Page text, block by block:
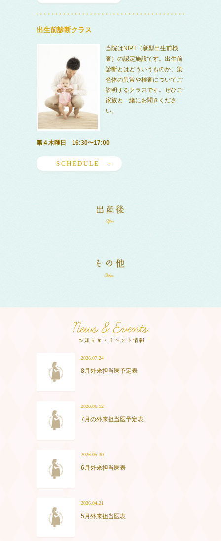
出生前診断クラス
当院はNIPT（新型出生前検
査）の認定施設です。出生前
診断とはどういうものか、染
色体の異常や検査についてご
説明するクラスです。ぜひご
家族と一緒にお聞きくださ
い。
第４木曜日 16:30〜17:00
SCHEDULE
2026.07.24
8月外来担当医予定表
2026.06.12
7月の外来担当医予定表
2026.05.30
6月外来担当医表
2026.04.21
5月外来担当医表